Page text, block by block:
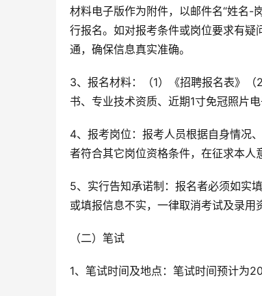
材料电子版作为附件，以邮件名“姓名
行报名。如对报考条件或岗位要求有
通，确保信息真实准确。
3、报名材料：（1）《招聘报名表》
书、专业技术资质、近期1寸免冠照片
4、报考岗位：报考人员根据自身情况
者符合其它岗位资格条件，在征求本人
5、实行告知承诺制：报名者必须如实
或填报信息不实，一律取消考试及录用
（二）笔试
1、笔试时间及地点：笔试时间预计为